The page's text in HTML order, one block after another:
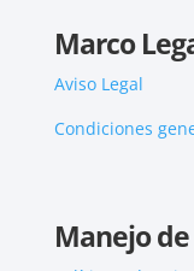
Marco
Aviso Legal
Condiciones
Manejo